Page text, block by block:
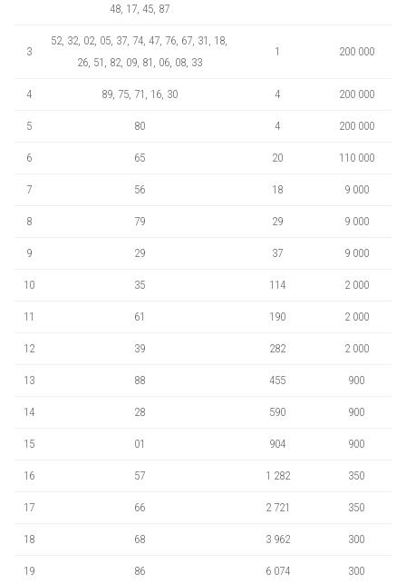
48, 17, 45, 87
3
52, 32, 02, 05, 37, 74, 47, 76, 67, 31, 18,
26, 51, 82, 09, 81, 06, 08, 33
1 200 000
4 89, 75, 71, 16, 30 4 200 000
5 80 4 200 000
6 65 20 110 000
7 56 18 9 000
8 79 29 9 000
9 29 37 9 000
10 35 114 2 000
11 61 190 2 000
12 39 282 2 000
13 88 455 900
14 28 590 900
15 01 904 900
16 57 1 282 350
17 66 2 721 350
18 68 3 962 300
19 86 6 074 300